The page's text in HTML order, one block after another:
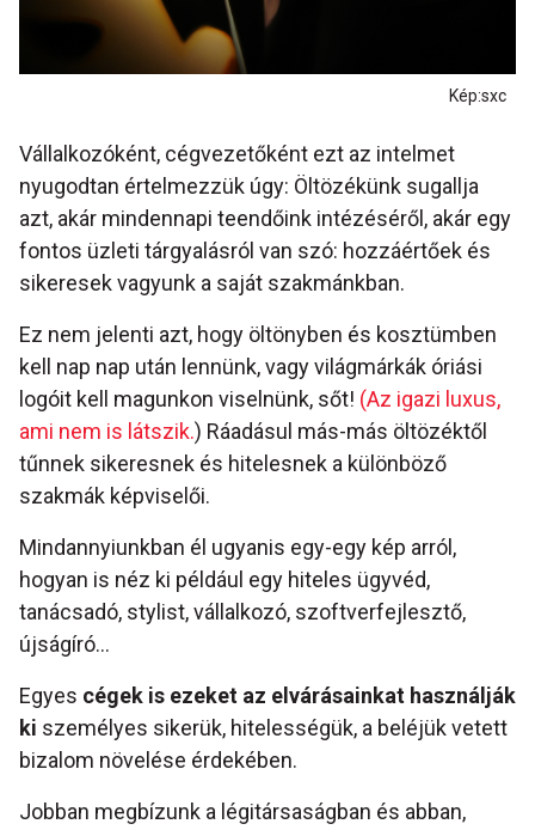
Kép:sxc
Vállalkozóként, cégvezetőként ezt az intelmet
nyugodtan értelmezzük úgy: Öltözékünk sugallja
azt, akár mindennapi teendőink intézéséről, akár egy
fontos üzleti tárgyalásról van szó: hozzáértőek és
sikeresek vagyunk a saját szakmánkban.
Ez nem jelenti azt, hogy öltönyben és kosztümben
kell nap nap után lennünk, vagy világmárkák óriási
logóit kell magunkon viselnünk, sőt! (Az igazi luxus,
ami nem is látszik.) Ráadásul más-más öltözéktől
tűnnek sikeresnek és hitelesnek a különböző
szakmák képviselői.
Mindannyiunkban él ugyanis egy-egy kép arról,
hogyan is néz ki például egy hiteles ügyvéd,
tanácsadó, stylist, vállalkozó, szoftverfejlesztő,
újságíró…
Egyes cégek is ezeket az elvárásainkat használják
ki személyes sikerük, hitelességük, a beléjük vetett
bizalom növelése érdekében.
Jobban megbízunk a légitársaságban és abban,